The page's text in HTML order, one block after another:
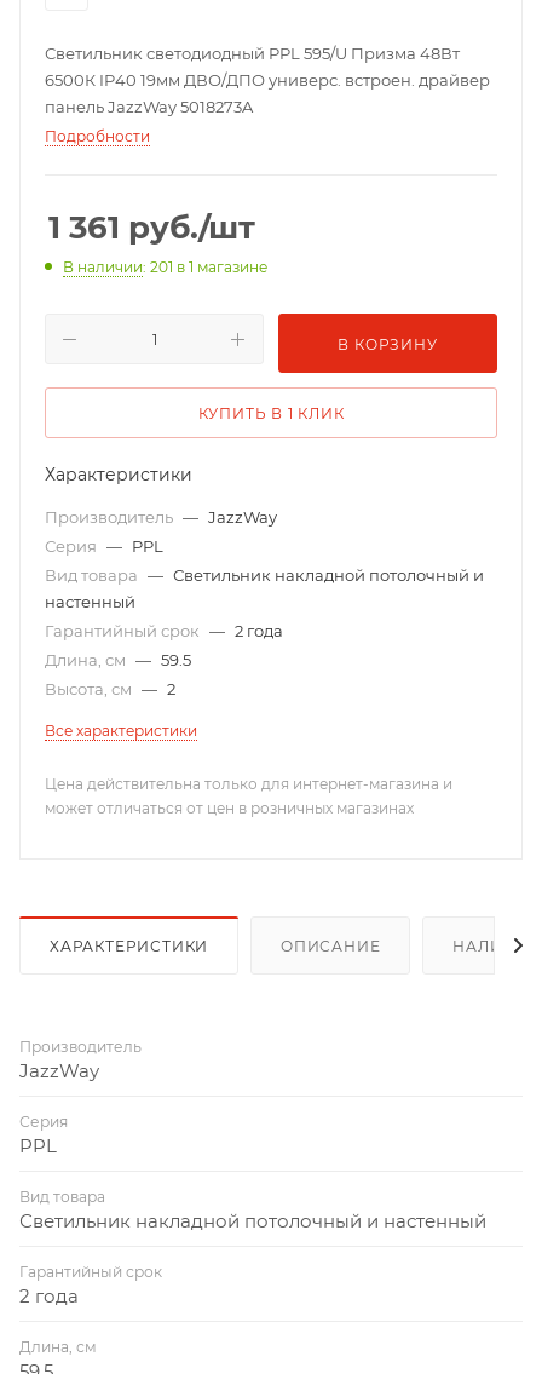
Светильник светодиодный PPL 595/U Призма 48Вт
6500К IP40 19мм ДВО/ДПО универс. встроен. драйвер
панель JazzWay 5018273A
Подробности
1 361 руб./шт
В наличии: 201 в 1 магазине
В КОРЗИНУ
КУПИТЬ В 1 КЛИК
Характеристики
Производитель — JazzWay
Серия — PPL
Вид товара — Светильник накладной потолочный и
настенный
Гарантийный срок — 2 года
Длина, см — 59.5
Высота, см — 2
Все характеристики
Цена действительна только для интернет-магазина и
может отличаться от цен в розничных магазинах
ХАРАКТЕРИСТИКИ ОПИСАНИЕ НАЛИЧИЕ
Производитель
JazzWay
Серия
PPL
Вид товара
Светильник накладной потолочный и настенный
Гарантийный срок
2 года
Длина, см